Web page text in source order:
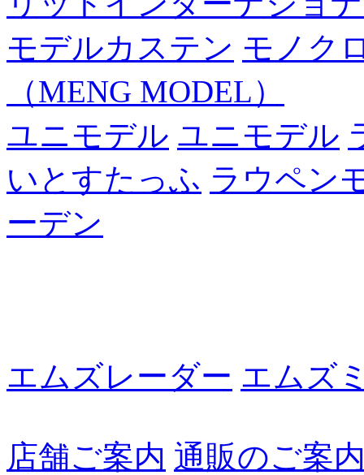
モデルカステン モノク
（MENG MODEL）
ユニモデル ユニモデル
いとすたっふ ラウペン
ーデン
エムズレーダー エムズ
店舗ご案内 通販のご案